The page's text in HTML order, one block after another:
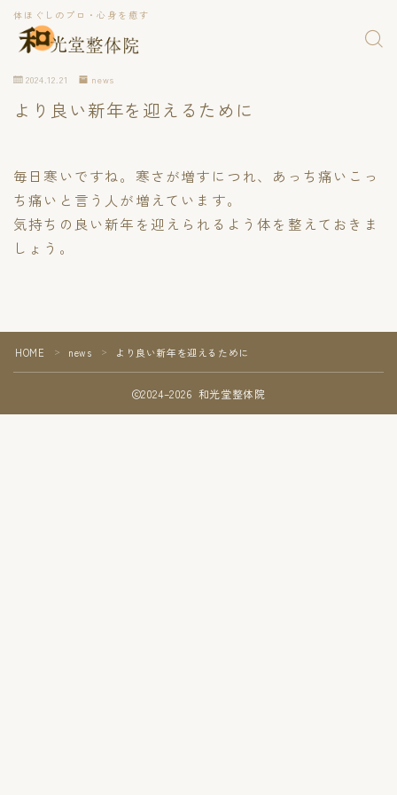
体ほぐしのプロ・心身を癒す
2024.12.21 news
より良い新年を迎えるために
毎日寒いですね。寒さが増すにつれ、あっち痛いこっ
ち痛いと言う人が増えています。
気持ちの良い新年を迎えられるよう体を整えておきま
しょう。
HOME ＞ news ＞ より良い新年を迎えるために
2024–2026 和光堂整体院